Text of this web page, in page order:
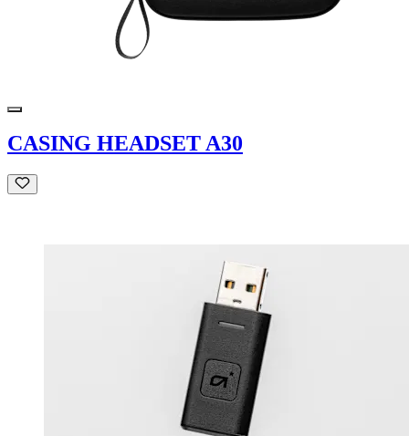
CASING HEADSET A30